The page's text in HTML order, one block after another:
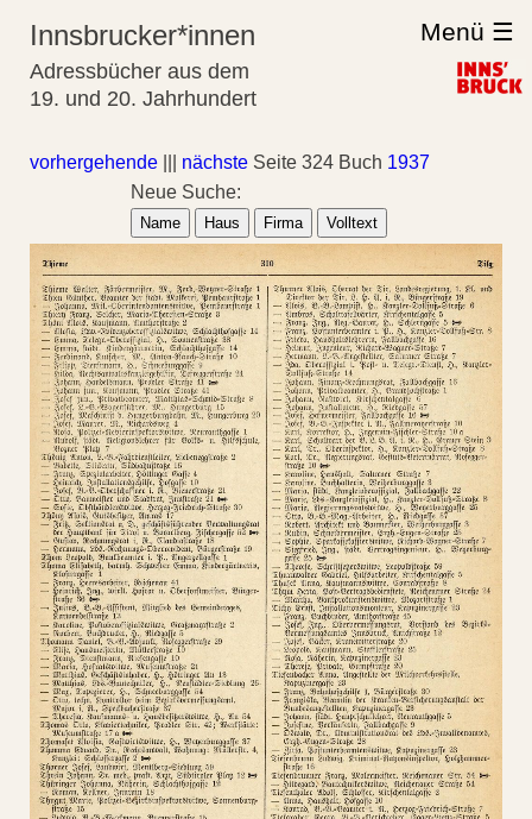
Innsbrucker*innen
Adressbücher aus dem
19. und 20. Jahrhundert
Menü ☰
vorhergehende nächste Seite 324 Buch 1937
Neue Suche:
Name Haus Firma Volltext